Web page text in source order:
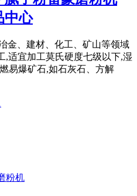
中心
金、建材、化工、矿山等领域
,适宜加工莫氏硬度七级以下,湿
易爆矿石,如石灰石、方解
粉机